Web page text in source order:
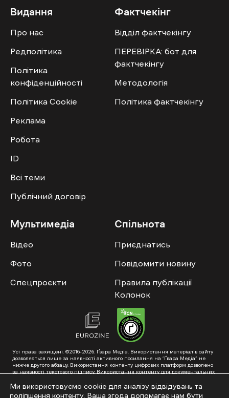
Видання
Про нас
Редполітика
Політика
конфіденційності
Політика Cookie
Реклама
Робота
ID
Всі теми
Публічний договір
Фактчекінг
Відділ фактчекінгу
ПЕРЕВІРКА: бот для
фактчекінгу
Методологія
Політика фактчекінгу
Мультимедіа
Відео
Фото
Спецпроєкти
Спільнота
Приєднатись
Повідомити новину
Правила публікації
Колонок
Усі права захищені. ©2016-2026. Ґвара Медіа. Використання матеріалів сайту
дозволяється лише за наявності активного посилання на “Ґвара Медіа” не
нижче другого абзацу. Використання контенту цифрових платформ дозволено
за наявності текстового підпису. Використання контенту для документальних
схвалення від редакції.
Суб’єкт у сфері онлайн-медіа; ідентифікатор медіа – R40-01353. Поштова
Ми використовуємо cookie для аналізу відвідувань та
поліпшення контенту. Ваша згода допомагає нам бути